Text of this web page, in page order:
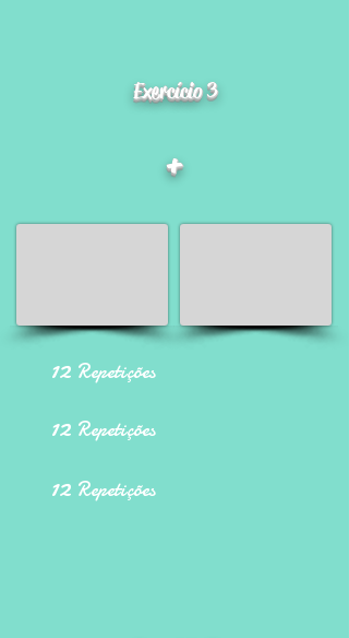
Exercício 3
+
12 Repetições
12 Repetições
12 Repetições